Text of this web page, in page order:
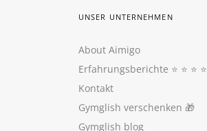
UNSER UNTERNEHMEN
About Aimigo
Erfahrungsberichte ⭐️ ⭐️ ⭐️ ⭐️
Kontakt
Gymglish verschenken 🎁
Gymglish blog